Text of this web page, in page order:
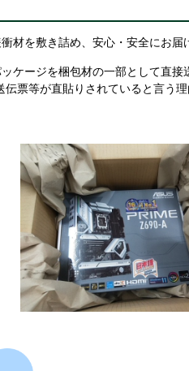
材を敷き詰め、安心・安全にお
ージを梱包材の一部として直
票等が直貼りされていると言う